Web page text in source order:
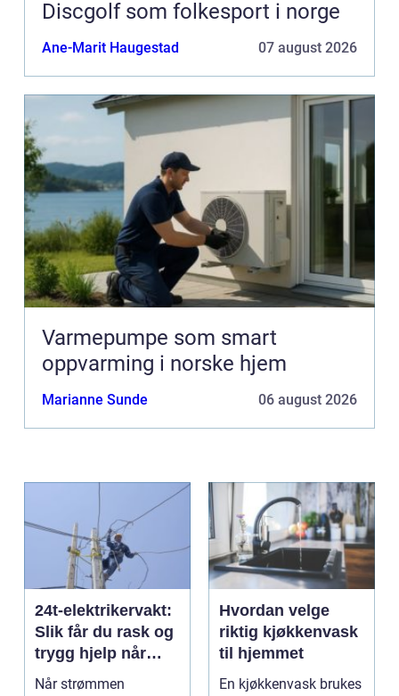
Discgolf som folkesport i norge
Ane-Marit Haugestad 07 august 2026
Varmepumpe som smart
oppvarming i norske hjem
Marianne Sunde 06 august 2026
24t-elektrikervakt:
Slik får du rask og
trygg hjelp når
strømmen svikter
Når strømmen
Hvordan velge
riktig kjøkkenvask
til hjemmet
En kjøkkenvask brukes